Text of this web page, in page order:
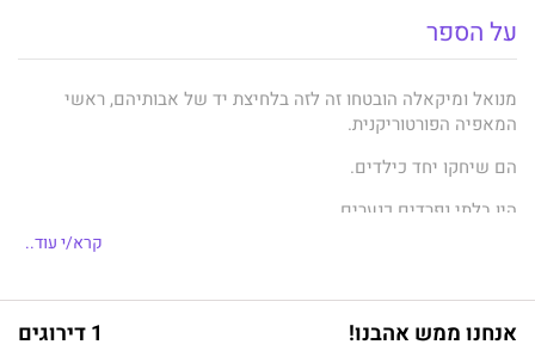
על הספר
מנואל ומיקאלה הובטחו זה לזה בלחיצת יד של אבותיהם, ראשי
המאפיה הפורטוריקנית.
הם שיחקו יחד כילדים.
היו בלתי נפרדים כנערים.
עד שרצח מזעזע הפריד ביניהם.
קרא/י עוד..
אנחנו ממש אהבנו! 1 דירוגים